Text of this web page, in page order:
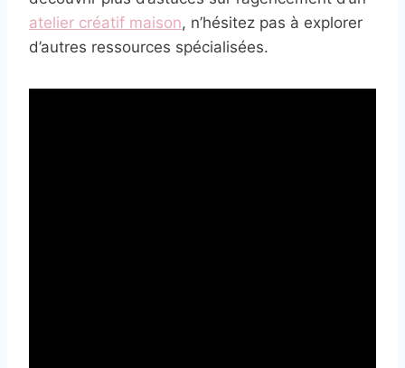
atelier créatif maison, n’hésitez pas à explorer
d’autres ressources spécialisées.